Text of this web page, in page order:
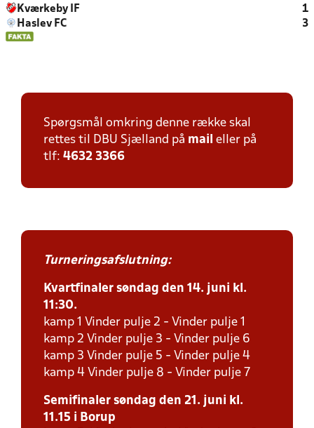
Kværkeby IF
1
Haslev FC
3
Spørgsmål omkring denne række skal
rettes til DBU Sjælland på mail eller på
tlf: 4632 3366
Turneringsafslutning:
Kvartfinaler søndag den 14. juni kl.
11:30.
kamp 1 Vinder pulje 2 - Vinder pulje 1
kamp 2 Vinder pulje 3 - Vinder pulje 6
kamp 3 Vinder pulje 5 - Vinder pulje 4
kamp 4 Vinder pulje 8 - Vinder pulje 7
Semifinaler søndag den 21. juni kl.
11.15 i Borup